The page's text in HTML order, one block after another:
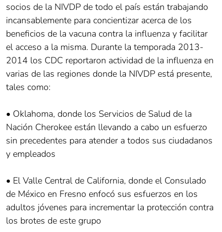
socios de la NIVDP de todo el país están trabajando
incansablemente para concientizar acerca de los
beneficios de la vacuna contra la influenza y facilitar
el acceso a la misma. Durante la temporada 2013-
2014 los CDC reportaron actividad de la influenza en
varias de las regiones donde la NIVDP está presente,
tales como:
• Oklahoma, donde los Servicios de Salud de la
Nación Cherokee están llevando a cabo un esfuerzo
sin precedentes para atender a todos sus ciudadanos
y empleados
• El Valle Central de California, donde el Consulado
de México en Fresno enfocó sus esfuerzos en los
adultos jóvenes para incrementar la protección contra
los brotes de este grupo